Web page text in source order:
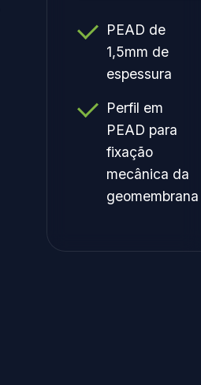
PEAD de
1,5mm de
espessura
Perfil em
PEAD para
fixação
mecânica da
geomembrana